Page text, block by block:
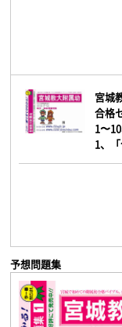
宮城
合格
1〜
1、
予想問題集